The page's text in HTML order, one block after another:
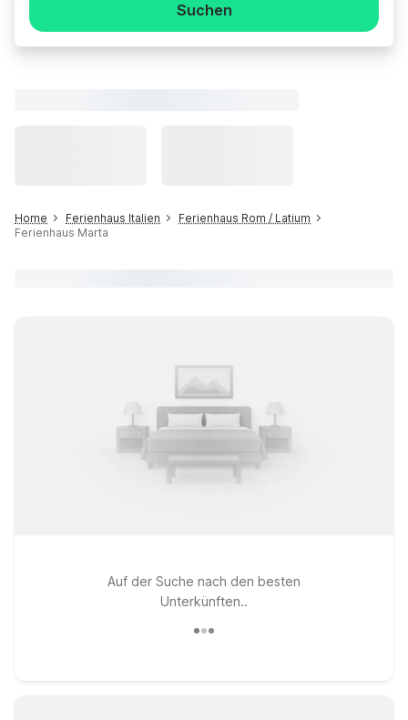
Suchen
Home Ferienhaus Italien
Ferienhaus Rom / Latium
Ferienhaus Marta
Auf der Suche nach den besten
Unterkünften..